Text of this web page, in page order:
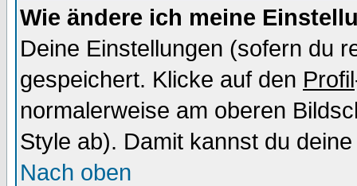
Wie ändere ich meine
Deine Einstellungen (sofern du
gespeichert. Klicke auf den Profil
normalerweise am oberen
Style ab). Damit kannst du
Nach oben